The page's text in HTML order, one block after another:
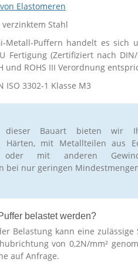
Elastomeren
Stahl
Metall-Puffern handelt es sich
Fertigung (Zertifiziert nach
und ROHS III Verordnung
ISO 3302-1 Klasse M3
dieser Bauart bieten wir
Härten, mit Metallteilen aus
oder mit anderen
bei nur geringen
belastet werden?
Belastung kann eine
von 0,2N/mm²
auf Anfrage.